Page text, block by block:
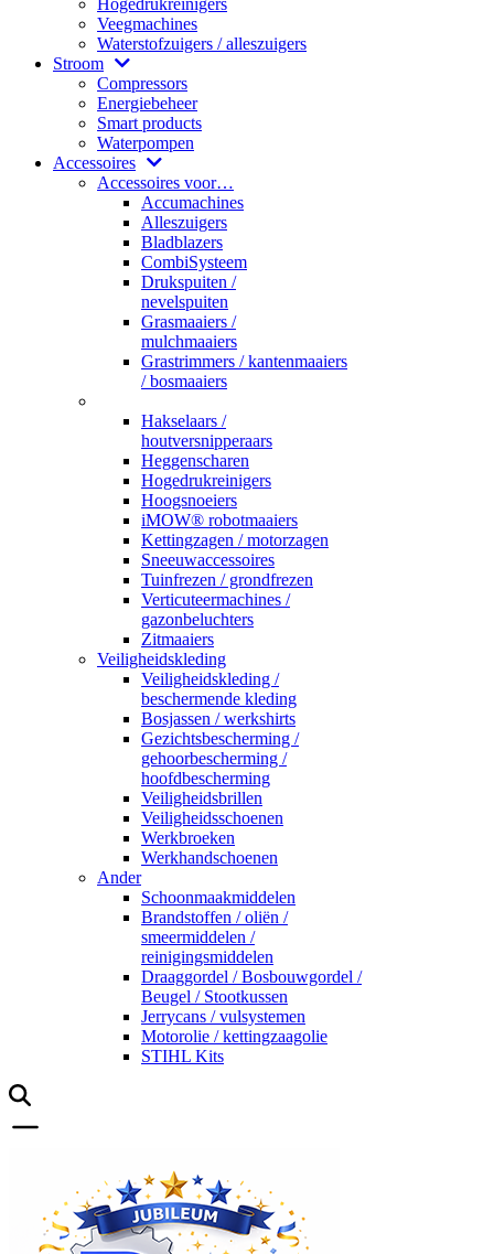
Hogedrukreinigers
Veegmachines
Waterstofzuigers / alleszuigers
Stroom
Compressors
Energiebeheer
Smart products
Waterpompen
Accessoires
Accessoires voor…
Accumachines
Alleszuigers
Bladblazers
CombiSysteem
Drukspuiten /
nevelspuiten
Grasmaaiers /
mulchmaaiers
Grastrimmers / kantenmaaiers
/ bosmaaiers
Hakselaars /
houtversnipperaars
Heggenscharen
Hogedrukreinigers
Hoogsnoeiers
iMOW® robotmaaiers
Kettingzagen / motorzagen
Sneeuwaccessoires
Tuinfrezen / grondfrezen
Verticuteermachines /
gazonbeluchters
Zitmaaiers
Veiligheidskleding
Veiligheidskleding /
beschermende kleding
Bosjassen / werkshirts
Gezichtsbescherming /
gehoorbescherming /
hoofdbescherming
Veiligheidsbrillen
Veiligheidsschoenen
Werkbroeken
Werkhandschoenen
Ander
Schoonmaakmiddelen
Brandstoffen / oliën /
smeermiddelen /
reinigingsmiddelen
Draaggordel / Bosbouwgordel /
Beugel / Stootkussen
Jerrycans / vulsystemen
Motorolie / kettingzaagolie
STIHL Kits